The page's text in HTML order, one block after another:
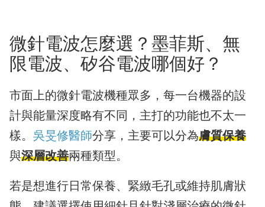
微針電波怎麼選？墨菲斯、無
限電波、矽谷電波哪個好？
市面上的微針電波機種眾多，每一台機器的設
計與能量深度略有不同，主打的功能也不太一
樣。 吳旻修醫師分享，主要可以分為膚質保養
與深層改善兩種類型。
若是想進行日常保養、緊緻毛孔或維持肌膚狀